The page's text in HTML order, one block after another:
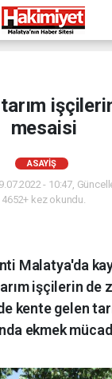
mesaisi
ASAYIŞ
- 10:47,
4652+ kez okundu.
Malatya'da
işçilerin de
kente gelen
ekmek